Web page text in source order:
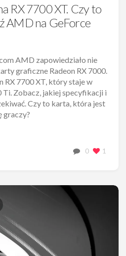
RX 7700 XT. Czy to
AMD na GeForce
AMD zapowiedziało nie
graficzne Radeon RX 7000.
RX 7700 XT, który staje w
Ti. Zobacz, jakiej specyfikacji i
Czy to karta, która jest
graczy?
0 1